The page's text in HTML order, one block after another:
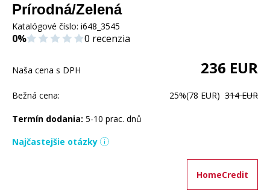
Prírodná/Zelená
Katalógové číslo: i648_3545
0% 0 recenzia
Naša cena s DPH 236 EUR
Bežná cena: 25%(78 EUR) 314 EUR
Termín dodania: 5-10 prac. dnů
Najčastejšie otázky
HomeCredit